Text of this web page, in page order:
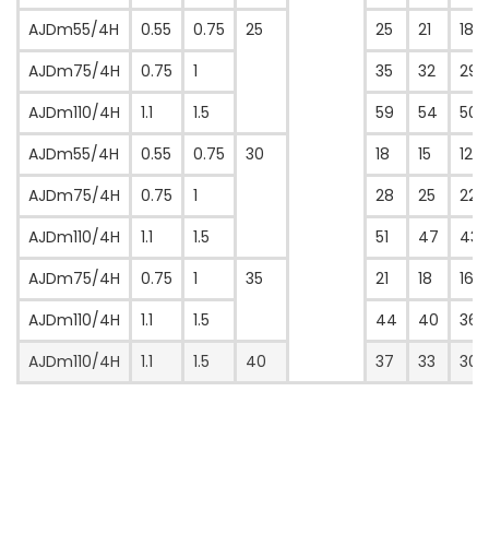
AJDm55/4H
0.55 0.75 25 25 21
18
AJDm75/4H
0.75 1 35 32
29
AJDm110/4H
1.1 1.5 59 54
50
AJDm55/4H
0.55 0.75 30 18 15
12
AJDm75/4H
0.75 1 28 25
22
AJDm110/4H
1.1 1.5 51 47
43
AJDm75/4H
0.75 1 35 21 18
16
AJDm110/4H
1.1 1.5 44 40
36
AJDm110/4H
1.1 1.5 40 37 33 30